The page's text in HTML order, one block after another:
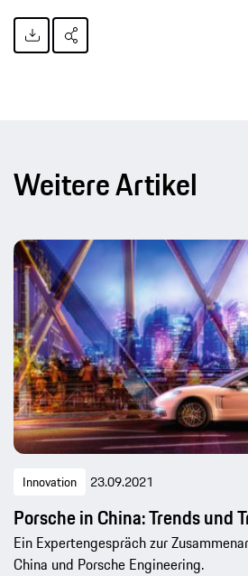
Weitere Artikel
Innovation 23.09.2021
Porsche in China: Trends und
Ein Expertengespräch zur
China und Porsche Engineering.